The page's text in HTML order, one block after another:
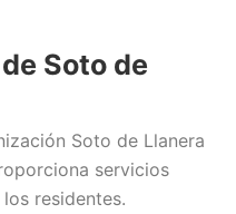
Soto de
Soto de Llanera
servicios
residentes.